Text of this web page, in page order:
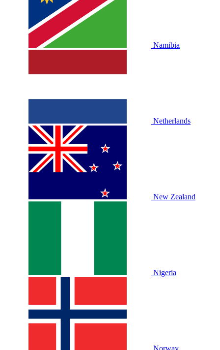
Namibia
Netherlands
New Zealand
Nigeria
Norway